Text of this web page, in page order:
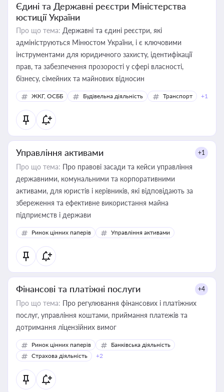
Єдині та Державні реєстри Міністерства
юстиції України
Про що тема: Державні та єдині реєстри, які
адмініструються Мінюстом України, і є ключовими
інструментами для юридичного захисту, ідентифікації
прав, та забезпечення прозорості у сфері власності,
бізнесу, сімейних та майнових відносин
ЖКГ, ОСББ Будівельна діяльність Транспорт +1
Управління активами +1
Про що тема: Про правові засади та кейси управління
державними, комунальними та корпоративними
активами, для юристів і керівників, які відповідають за
збереження та ефективне використання майна
підприємств і держави
Ринок цінних паперів Управління активами
Фінансові та платіжні послуги +4
Про що тема: Про регулювання фінансових і платіжних
послуг, управління коштами, приймання платежів та
дотримання ліцензійних вимог
Ринок цінних паперів
Банківська діяльність
Страхова діяльність
+2